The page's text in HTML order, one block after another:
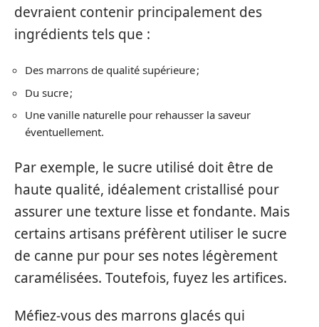
devraient contenir principalement des
ingrédients tels que :
Des marrons de qualité supérieure ;
Du sucre ;
Une vanille naturelle pour rehausser la saveur
éventuellement.
Par exemple, le sucre utilisé doit être de
haute qualité, idéalement cristallisé pour
assurer une texture lisse et fondante. Mais
certains artisans préfèrent utiliser le sucre
de canne pur pour ses notes légèrement
caramélisées. Toutefois, fuyez les artifices.
Méfiez-vous des marrons glacés qui